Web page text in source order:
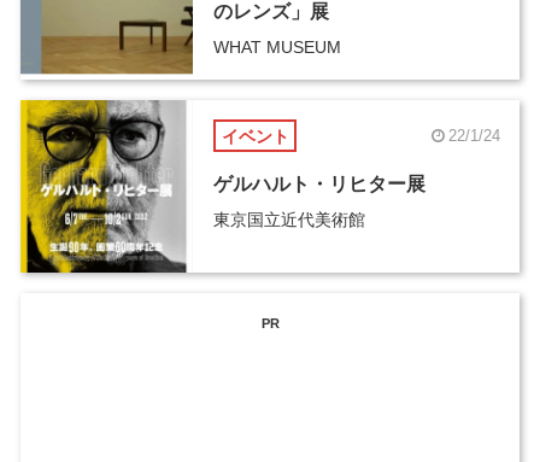
のレンズ」展
WHAT MUSEUM
イベント 22/1/24
ゲルハルト・リヒター展
東京国立近代美術館
PR